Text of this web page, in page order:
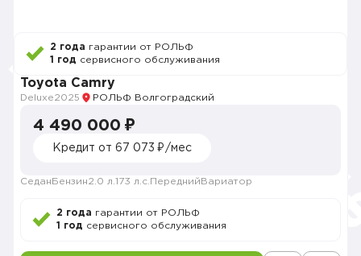
2 года гарантии от РОЛЬФ
1 год сервисного обслуживания
Toyota Camry
Deluxe2025 РОЛЬФ Волгоградский
4 490 000 ₽
Кредит от 67 073 ₽/мес
Седан Бензин2.0 л. 173 л.с. Передний Вариатор
2 года гарантии от РОЛЬФ
1 год сервисного обслуживания